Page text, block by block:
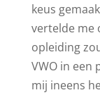
keus
vertelde me
opleiding
VWO in een
mij ineens